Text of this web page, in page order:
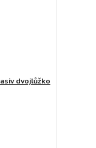
dvojlůžko